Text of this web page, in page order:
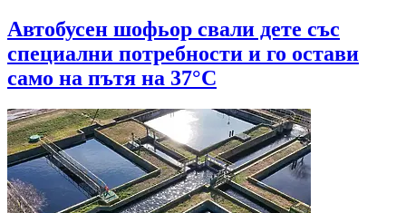
Автобусен шофьор свали дете със
специални потребности и го остави
само на пътя на 37°C